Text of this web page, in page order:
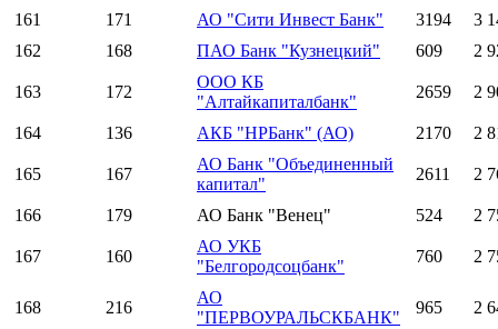
161
171 АО "Сити Инвест Банк" 3194
3
162
168 ПАО Банк "Кузнецкий" 609 2
163 172
ООО КБ
"Алтайкапиталбанк"
2659 2
164 136 АКБ "НРБанк" (АО) 2170 2
165 167
АО Банк "Объединенный
капитал"
2611 2
166 179 АО Банк "Венец" 524 2
167 160
АО УКБ
"Белгородсоцбанк"
760 2
168 216
АО
"ПЕРВОУРАЛЬСКБАНК"
965 2